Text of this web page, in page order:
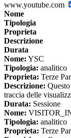
www.youtube.com
Nome
Tipologia
Proprieta
Descrizione
Durata
Nome: YSC
Tipologia: analitico
Proprieta: Terze
Descrizione:
traccia delle
Durata: Sessione
Nome:
Tipologia: analitico
Proprieta: Terze